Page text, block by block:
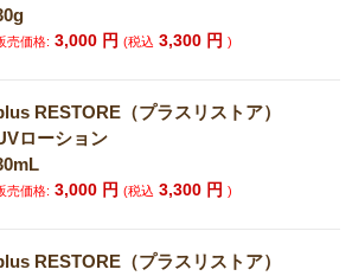
売価格: 3,000 円(税込 3,300 円)
RESTORE（プラスリストア）
ローション
売価格: 3,000 円(税込 3,300 円)
RESTORE（プラスリストア）